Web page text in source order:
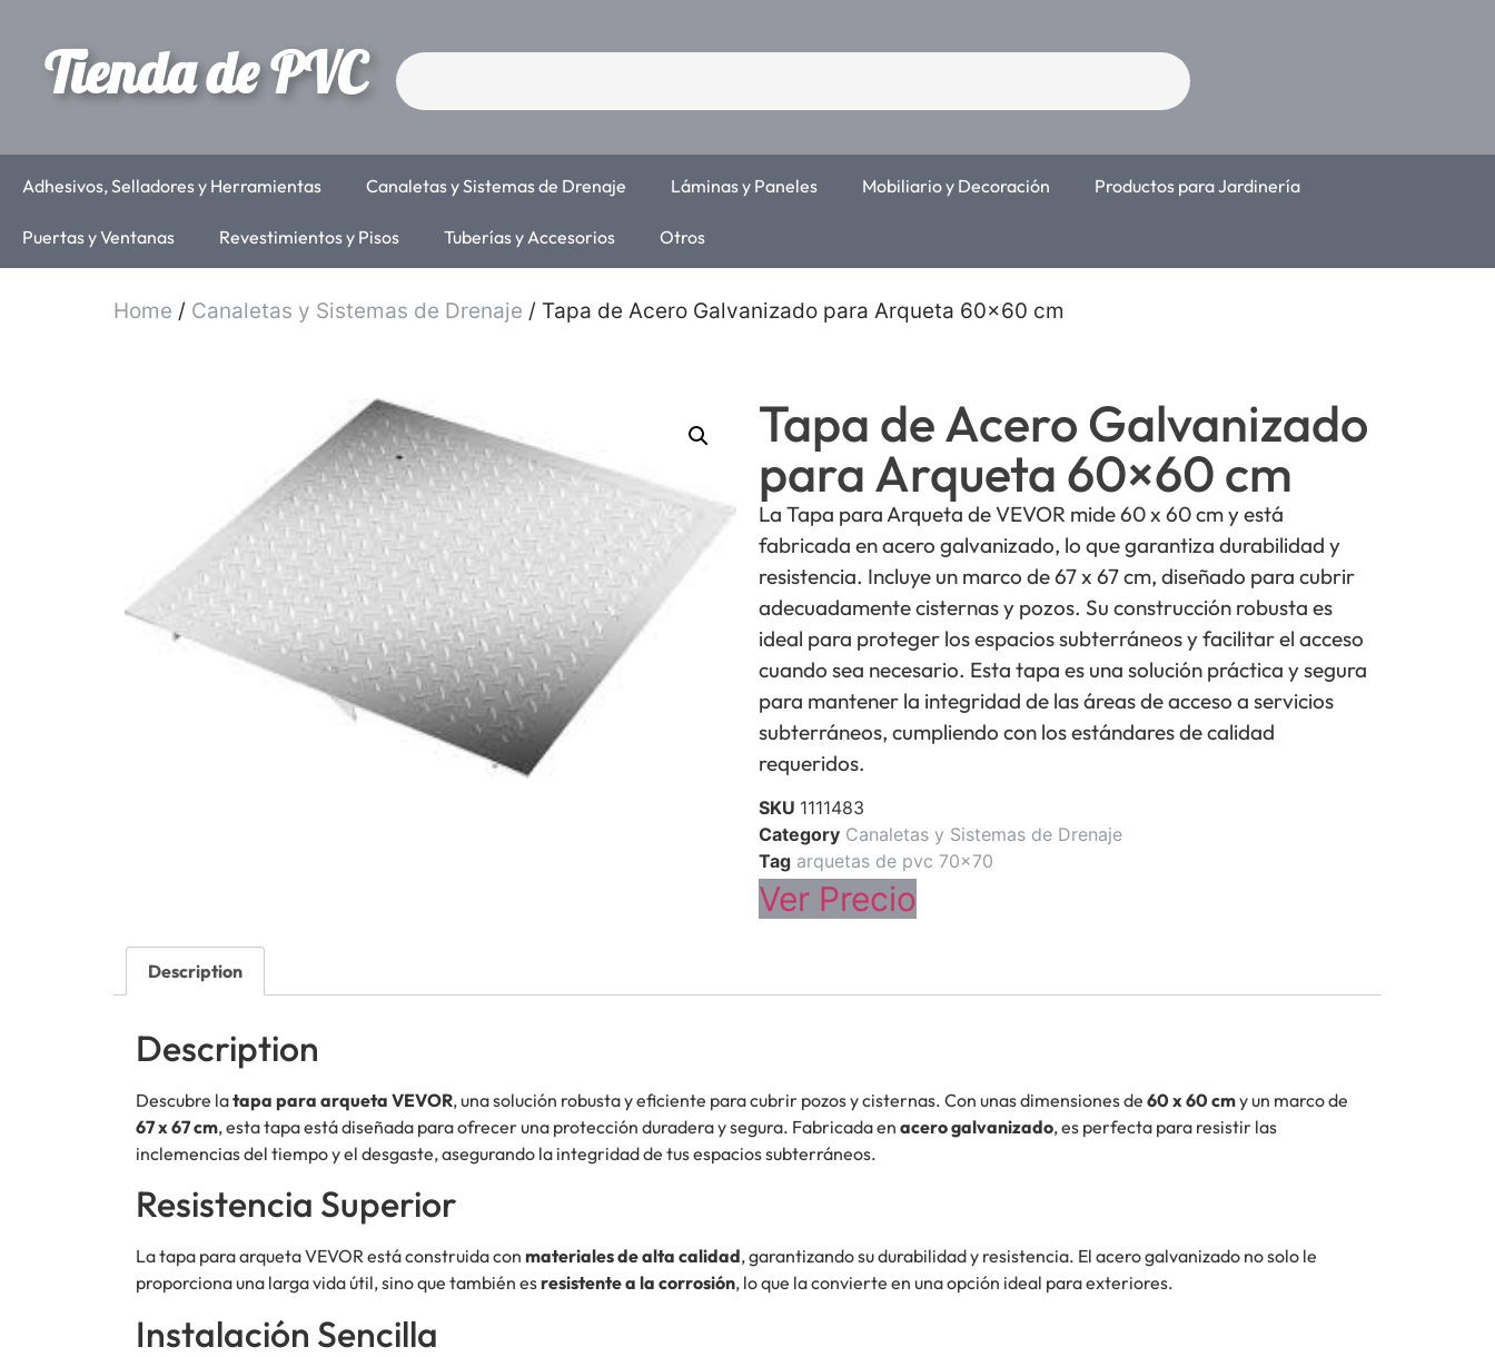
Tienda de PVC
Adhesivos, Selladores y Herramientas Canaletas y Sistemas de Drenaje Láminas y Paneles Mobiliario y Decoración Productos para Jardinería
Puertas y Ventanas Revestimientos y Pisos Tuberías y Accesorios Otros
Home / Canaletas y Sistemas de Drenaje / Tapa de Acero Galvanizado para Arqueta 60×60 cm
Tapa de Acero Galvanizado
para Arqueta 60×60 cm
La Tapa para Arqueta de VEVOR mide 60 x 60 cm y está
fabricada en acero galvanizado, lo que garantiza durabilidad y
resistencia. Incluye un marco de 67 x 67 cm, diseñado para cubrir
adecuadamente cisternas y pozos. Su construcción robusta es
ideal para proteger los espacios subterráneos y facilitar el acceso
cuando sea necesario. Esta tapa es una solución práctica y segura
para mantener la integridad de las áreas de acceso a servicios
subterráneos, cumpliendo con los estándares de calidad
requeridos.
SKU 1111483
Category Canaletas y Sistemas de Drenaje
Tag arquetas de pvc 70x70
Ver Precio
Description
Description
Descubre latapa para arqueta VEVOR, una solución robusta y eficiente para cubrir pozos y cisternas. Con unas dimensiones de 60 x 60 cmy un marco de
67 x 67 cm, esta tapa está diseñada para ofrecer una protección duradera y segura. Fabricada en acero galvanizado, es perfecta para resistir las
inclemencias del tiempo y el desgaste, asegurando la integridad de tus espacios subterráneos.
Resistencia Superior
La tapa para arqueta VEVOR está construida con materiales de alta calidad, garantizando su durabilidad y resistencia. El acero galvanizado no solo le
proporciona una larga vida útil, sino que también esresistente a la corrosión, lo que la convierte en una opción ideal para exteriores.
Instalación Sencilla